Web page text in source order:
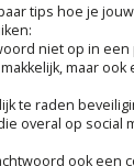
tips hoe je
niet op in
maar ook
te raden
overal op social
ook een